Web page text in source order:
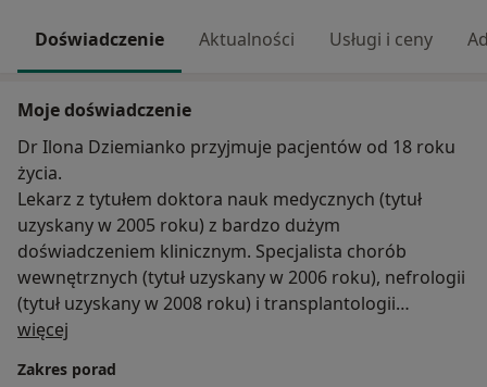
Doświadczenie Aktualności Usługi i ceny
Moje doświadczenie
Dr Ilona Dziemianko przyjmuje pacjentów od 18 roku
życia.
Lekarz z tytułem doktora nauk medycznych (tytuł
uzyskany w 2005 roku) z bardzo dużym
doświadczeniem klinicznym. Specjalista chorób
wewnętrznych (tytuł uzyskany w 2006 roku), nefrologii
(tytuł uzyskany w 2008 roku) i transplantologii
klinicznej (tytuł uzyskany w 2013 roku). Wieloletni
Transplantacyjnej Uniwersyteckiego Szpitala
więcej
Zakres porad